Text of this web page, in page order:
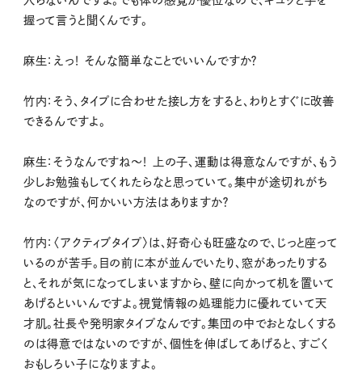
握って言うと聞くんです。
麻生：えっ！ そんな簡単なことでいいんですか？
竹内：そう、タイプに合わせた接し方をすると、わりとすぐに改善
できるんですよ。
麻生：そうなんですね〜！ 上の子、運動は得意なんですが、もう
少しお勉強もしてくれたらなと思っていて。集中が途切れがち
なのですが、何かいい方法はありますか？
竹内：〈アクティブタイプ〉は、好奇心も旺盛なので、じっと座って
いるのが苦手。目の前に本が並んでいたり、窓があったりする
と、それが気になってしまいますから、壁に向かって机を置いて
あげるといいんですよ。視覚情報の処理能力に優れていて天
才肌。社長や発明家タイプなんです。集団の中でおとなしくする
のは得意ではないのですが、個性を伸ばしてあげると、すごく
おもしろい子になりますよ。